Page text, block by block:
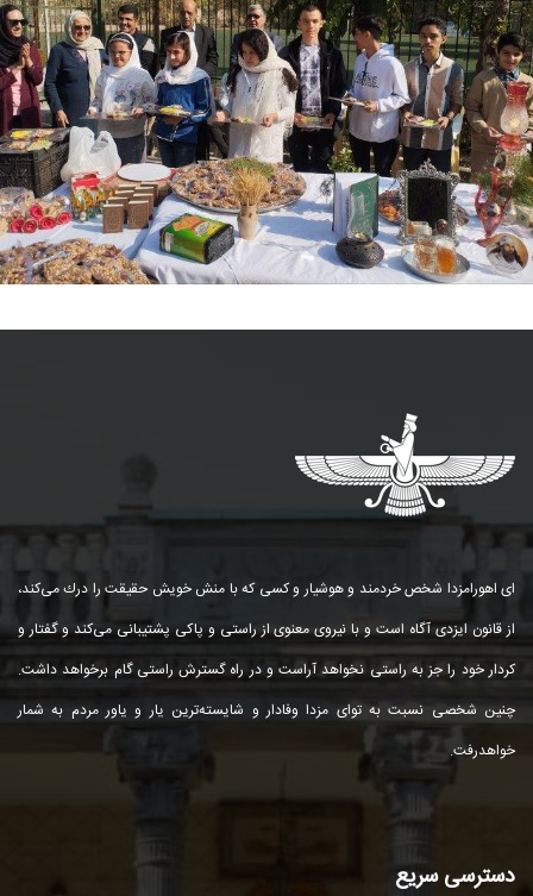
ای اهورامزدا شخص خردمند و هوشیار و كسی كه با منش خویش حقیقت را درك می‌كند،
از قانون ایزدی آگاه است و با نیروی معنوی از راستی و پاكی پشتیبانی می‌كند و گفتار و
كردار خود را جز به راستی نخواهد آراست و در راه گسترش راستی گام برخواهد داشت.
چنین شخصی نسبت به توای مزدا وفادار و شایسته‌ترین یار و یاور مردم به شمار
خواهد‌رفت.
دسترسی سریع